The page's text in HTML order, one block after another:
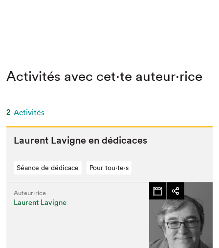
Activités avec cet·te auteur·rice
2 Activités
Lau­rent Lav­i­gne en dédicaces
Séance de dédicace Pour tou⋅te⋅s
Auteur·rice
Laurent Lavigne